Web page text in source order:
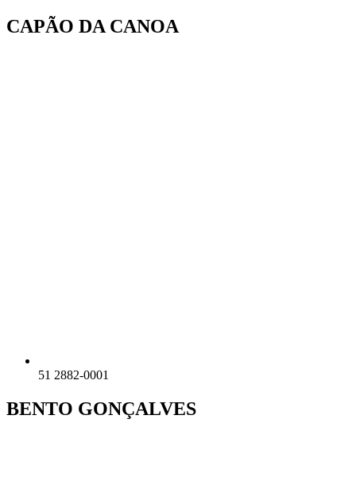
Ir
para
CAPÃO DA CANOA
51 2882-0001
BENTO GONÇALVES